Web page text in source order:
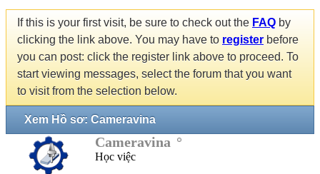
If this is your first visit, be sure to check out the FAQ by
clicking the link above. You may have to register before
you can post: click the register link above to proceed. To
start viewing messages, select the forum that you want
to visit from the selection below.
Xem Hồ sơ: Cameravina
Cameravina
Học việc